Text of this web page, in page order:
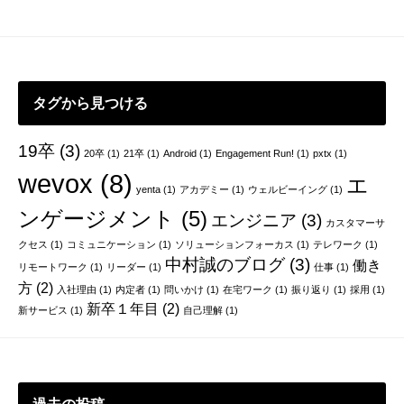
タグから見つける
19卒(3) 20卒(1) 21卒(1) Android(1) Engagement Run! (1) pxtx (1)
wevox (8) yenta(1) アカデミー (1) ウェルビーイング(1) エ
ンゲージメント (5) エンジニア (3) カスタマーサ
クセス (1) コミュニケーション (1) ソリューションフォーカス (1) テレワーク (1)
リモートワーク (1) リーダー (1) 中村誠のブログ(3) 仕事(1) 働き
方(2) 入社理由 (1) 内定者(1) 問いかけ (1) 在宅ワーク (1) 振り返り (1) 採用 (1)
新サービス (1) 新卒１年目 (2) 自己理解(1)